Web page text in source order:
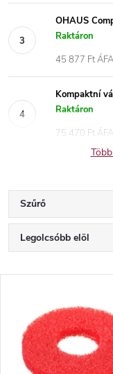
OHAUS
Raktáron
45 877 Ft
Kompaktní
Raktáron
75 470 Ft
Szűrő
T
e
m
Legolcsóbb elöl
ABC szerint